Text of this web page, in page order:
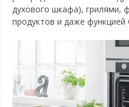
духового шкафа), грилями,
продуктов и даже функцией